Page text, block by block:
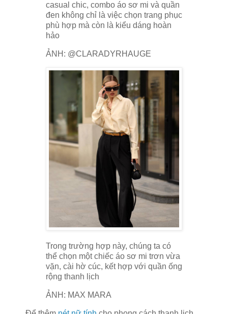
casual chic, combo áo sơ mi và quần
đen không chỉ là việc chọn trang phục
phù hợp mà còn là kiểu dáng hoàn
hảo
ẢNH: @CLARADYRHAUGE
Trong trường hợp này, chúng ta có
thể chọn một chiếc áo sơ mi trơn vừa
vặn, cài hờ cúc, kết hợp với quần ống
rộng thanh lịch
ẢNH: MAX MARA